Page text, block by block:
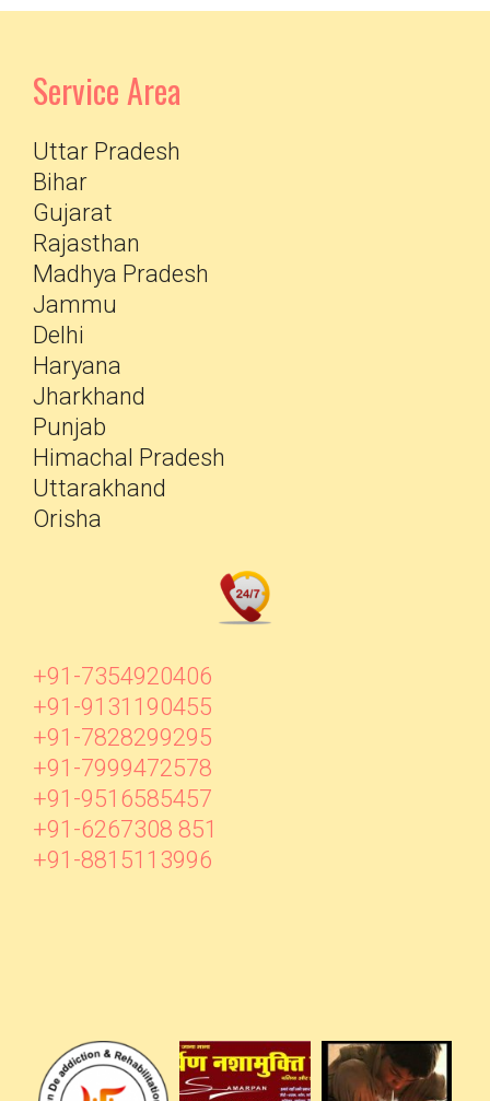
Service Area
Uttar Pradesh
Bihar
Gujarat
Rajasthan
Madhya Pradesh
Jammu
Delhi
Haryana
Jharkhand
Punjab
Himachal Pradesh
Uttarakhand
Orisha
+91-7354920406
+91-9131190455
+91-7828299295
+91-7999472578
+91-9516585457
+91-6267308 851
+91-8815113996